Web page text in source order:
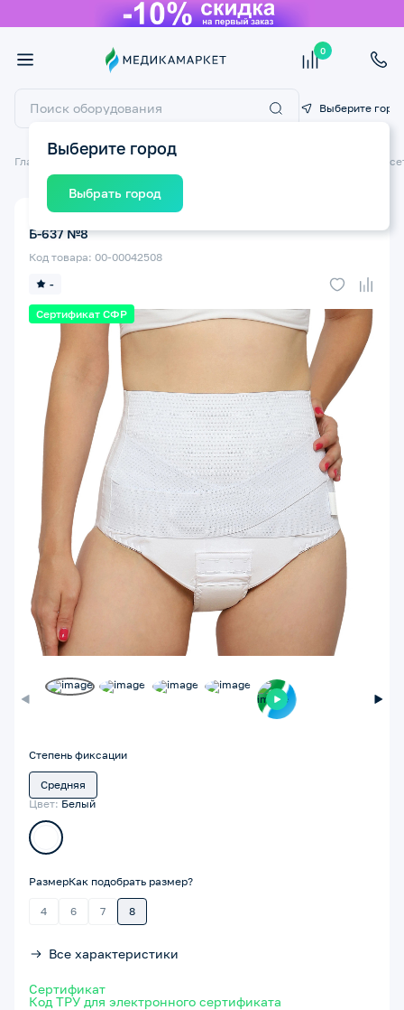
0
Выберите город
Выберите город
Выбрать город
Главная Ортопедические изделия Ортопедические бандажи и
Сертификат СФР
-
Код товара: 00-00042508
Б-637 №8
Степень фиксации
Средняя
Цвет: Белый
РазмерКак подобрать размер?
4 6 7 8
Все характеристики
Сертификат
Код ТРУ для электронного сертификата